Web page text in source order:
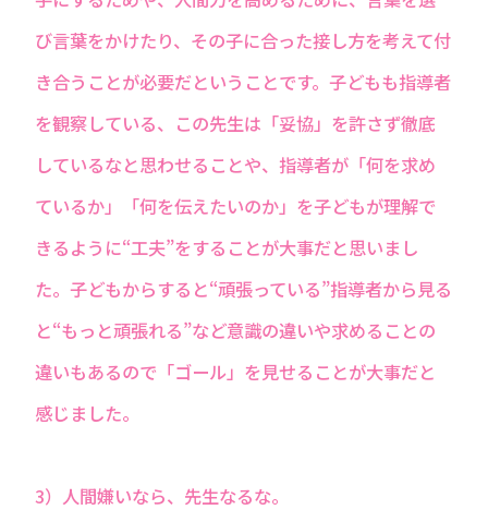
び言葉をかけたり、その子に合った接し方を考えて付
き合うことが必要だということです。子どもも指導者
を観察している、この先生は「妥協」を許さず徹底
しているなと思わせることや、指導者が「何を求め
ているか」「何を伝えたいのか」を子どもが理解で
きるように“工夫”をすることが大事だと思いまし
た。子どもからすると“頑張っている”指導者から見る
と“もっと頑張れる”など意識の違いや求めることの
違いもあるので「ゴール」を見せることが大事だと
感じました。
3）人間嫌いなら、先生なるな。